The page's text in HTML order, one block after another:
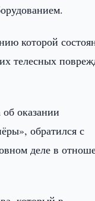
которой
телесных
оказании
обратился с
деле в